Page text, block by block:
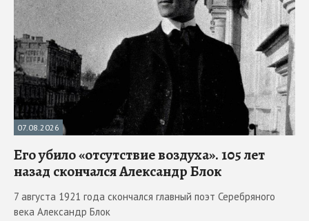
07.08.2026
Его убило «отсутствие воздуха». 105 лет
назад скончался Александр Блок
7 августа 1921 года скончался главный поэт Серебряного
века Александр Блок